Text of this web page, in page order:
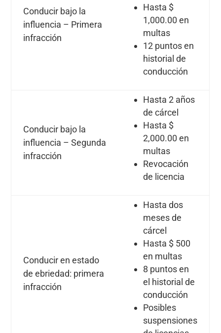
Conducir bajo la
influencia – Primera
infracción
Hasta $
1,000.00 en
multas
12 puntos en
historial de
conducción
Conducir bajo la
influencia – Segunda
infracción
Hasta 2 años
de cárcel
Hasta $
2,000.00 en
multas
Revocación
de licencia
Conducir en estado
de ebriedad: primera
infracción
Hasta dos
meses de
cárcel
Hasta $ 500
en multas
8 puntos en
el historial de
conducción
Posibles
suspensiones